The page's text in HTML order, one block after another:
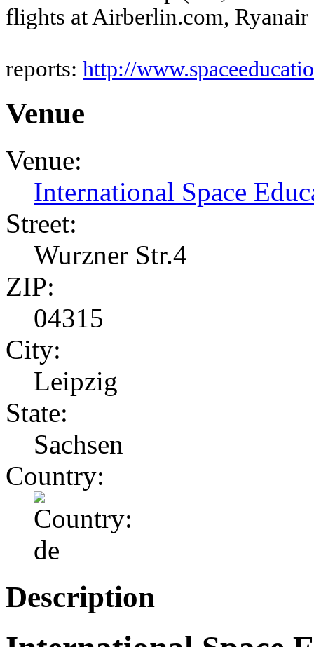
flights at Airberlin.com,
reports: http://
Venue
Venue:
International Space
Street:
Wurzner Str.4
ZIP:
04315
City:
Leipzig
State:
Sachsen
Country:
Description